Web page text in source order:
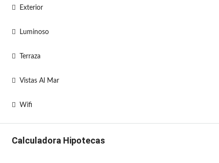
Exterior
Luminoso
Terraza
Vistas Al Mar
Wifi
Calculadora Hipotecas